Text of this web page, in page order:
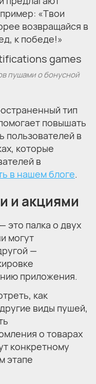
«Твои
возвращайся в
к победе!»
пушами о бонусной
тип
повышать
пользователей в
которые
в
в нашем блоге.
и акциями
палка о двух
могут
—
приложения.
как
виды пушей,
о товарах
конкретному
этапе